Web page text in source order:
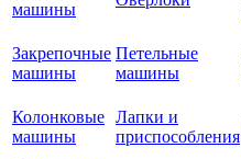
машины
Закрепочные
машины
Петельные
машины
Колонковые
машины
Лапки и
приспособления